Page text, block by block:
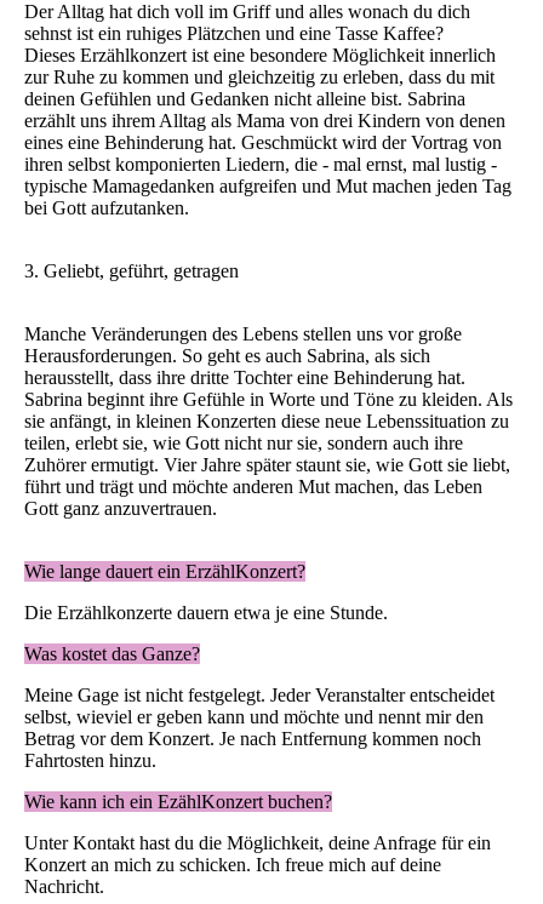
Der Alltag hat dich voll im Griff und alles wonach du dich
sehnst ist ein ruhiges Plätzchen und eine Tasse Kaffee?
Dieses Erzählkonzert ist eine besondere Möglichkeit innerlich
zur Ruhe zu kommen und gleichzeitig zu erleben, dass du mit
deinen Gefühlen und Gedanken nicht alleine bist. Sabrina
erzählt uns ihrem Alltag als Mama von drei Kindern von denen
eines eine Behinderung hat. Geschmückt wird der Vortrag von
ihren selbst komponierten Liedern, die - mal ernst, mal lustig -
typische Mamagedanken aufgreifen und Mut machen jeden Tag
bei Gott aufzutanken.
3. Geliebt, geführt, getragen
Manche Veränderungen des Lebens stellen uns vor große
Herausforderungen. So geht es auch Sabrina, als sich
herausstellt, dass ihre dritte Tochter eine Behinderung hat.
Sabrina beginnt ihre Gefühle in Worte und Töne zu kleiden. Als
sie anfängt, in kleinen Konzerten diese neue Lebenssituation zu
teilen, erlebt sie, wie Gott nicht nur sie, sondern auch ihre
Zuhörer ermutigt. Vier Jahre später staunt sie, wie Gott sie liebt,
führt und trägt und möchte anderen Mut machen, das Leben
Gott ganz anzuvertrauen.
Wie lange dauert ein ErzählKonzert?
Die Erzählkonzerte dauern etwa je eine Stunde.
Was kostet das Ganze?
Meine Gage ist nicht festgelegt. Jeder Veranstalter entscheidet
selbst, wieviel er geben kann und möchte und nennt mir den
Betrag vor dem Konzert. Je nach Entfernung kommen noch
Fahrtosten hinzu.
Wie kann ich ein EzählKonzert buchen?
Unter Kontakt hast du die Möglichkeit, deine Anfrage für ein
Konzert an mich zu schicken. Ich freue mich auf deine
Nachricht.